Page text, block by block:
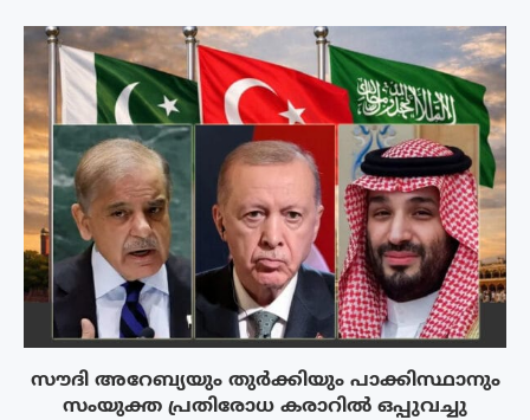
സൗദി അറേബ്യയും തുർക്കിയും പാക്കിസ്ഥാനും
സംയുക്ത പ്രതിരോധ കരാറിൽ ഒപ്പുവച്ചു